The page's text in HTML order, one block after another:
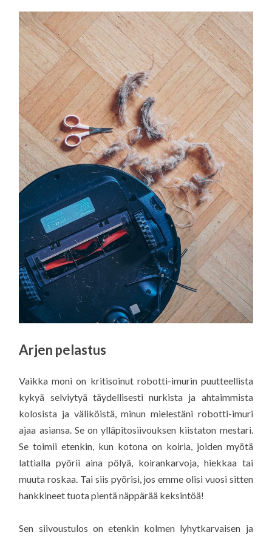
Arjen pelastus
Vaikka moni on kritisoinut robotti-imurin puutteellista
kykyä selviytyä täydellisesti nurkista ja ahtaimmista
kolosista ja väliköistä, minun mielestäni robotti-imuri
ajaa asiansa. Se on ylläpitosiivouksen kiistaton mestari.
Se toimii etenkin, kun kotona on koiria, joiden myötä
lattialla pyörii aina pölyä, koirankarvoja, hiekkaa tai
muuta roskaa. Tai siis pyörisi, jos emme olisi vuosi sitten
hankkineet tuota pientä näppärää keksintöä!
Sen siivoustulos on etenkin kolmen lyhytkarvaisen ja